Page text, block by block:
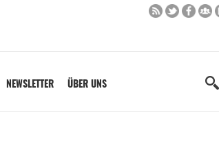
NEWSLETTER ÜBER UNS